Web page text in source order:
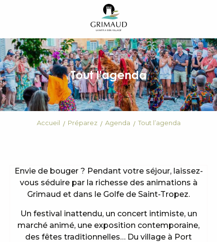
principal
Tout l'agenda
Accueil Préparez Agenda Tout l’agenda
Envie de bouger ? Pendant votre séjour, laissez-
vous séduire par la richesse des animations à
Grimaud et dans le Golfe de Saint-Tropez.
Un festival inattendu, un concert intimiste, un
marché animé, une exposition contemporaine,
des fêtes traditionnelles… Du village à Port